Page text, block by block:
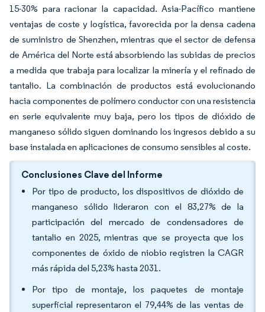
15-30% para racionar la capacidad. Asia-Pacífico mantiene
ventajas de coste y logística, favorecida por la densa cadena
de suministro de Shenzhen, mientras que el sector de defensa
de América del Norte está absorbiendo las subidas de precios
a medida que trabaja para localizar la minería y el refinado de
tantalio. La combinación de productos está evolucionando
hacia componentes de polímero conductor con una resistencia
en serie equivalente muy baja, pero los tipos de dióxido de
manganeso sólido siguen dominando los ingresos debido a su
base instalada en aplicaciones de consumo sensibles al coste.
Conclusiones Clave del Informe
Por tipo de producto, los dispositivos de dióxido de
manganeso sólido lideraron con el 83,27% de la
participación del mercado de condensadores de
tantalio en 2025, mientras que se proyecta que los
componentes de óxido de niobio registren la CAGR
más rápida del 5,23% hasta 2031.
Por tipo de montaje, los paquetes de montaje
superficial representaron el 79,44% de las ventas de